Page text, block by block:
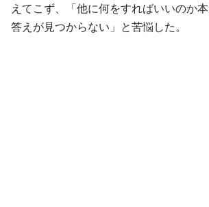
えてこず、「他に何をすればいいのか本
答えが見つからない」と苦悩した。